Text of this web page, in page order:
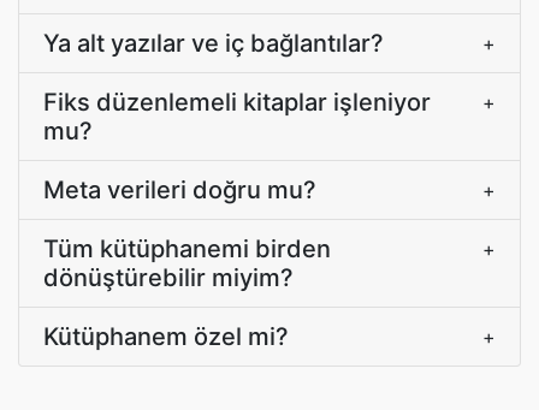
Ya alt yazılar ve iç bağlantılar? +
Fiks düzenlemeli kitaplar işleniyor
mu?
+
Meta verileri doğru mu? +
Tüm kütüphanemi birden
dönüştürebilir miyim?
+
Kütüphanem özel mi? +